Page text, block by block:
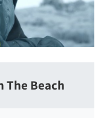
The Beach